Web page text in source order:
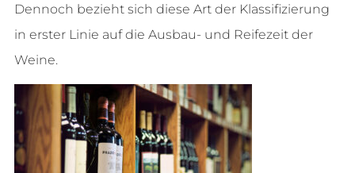
Dennoch bezieht sich diese Art der Klassifizierung
in erster Linie auf die Ausbau- und Reifezeit der
Weine.